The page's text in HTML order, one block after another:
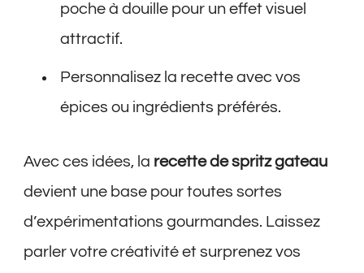
poche à douille pour un effet visuel
attractif.
Personnalisez la recette avec vos
épices ou ingrédients préférés.
Avec ces idées, la recette de spritz gateau
devient une base pour toutes sortes
d’expérimentations gourmandes. Laissez
parler votre créativité et surprenez vos